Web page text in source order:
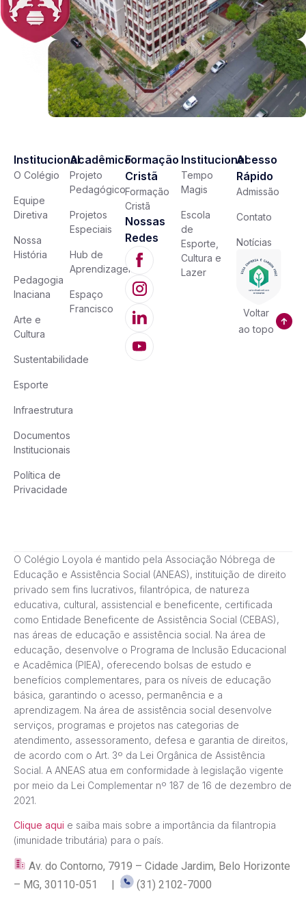
Institucional
O Colégio
Equipe
Diretiva
Nossa
História
Pedagogia
Inaciana
Arte e
Cultura
Sustentabilidade
Esporte
Infraestrutura
Documentos
Institucionais
Política de
Privacidade
Acadêmico
Projeto
Pedagógico
Projetos
Especiais
Hub de
Aprendizagem
Espaço
Francisco
Formação
Cristã
Formação
Cristã
Nossas
Redes
Institucional
Tempo
Magis
Escola
de
Esporte,
Cultura e
Lazer
Acesso
Rápido
Admissão
Contato
Notícias
Voltar
ao topo
O Colégio Loyola é mantido pela Associação Nóbrega de
Educação e Assistência Social (ANEAS), instituição de direito
privado sem fins lucrativos, filantrópica, de natureza
educativa, cultural, assistencial e beneficente, certificada
como Entidade Beneficente de Assistência Social (CEBAS),
nas áreas de educação e assistência social. Na área de
educação, desenvolve o Programa de Inclusão Educacional
e Acadêmica (PIEA), oferecendo bolsas de estudo e
benefícios complementares, para os níveis de educação
básica, garantindo o acesso, permanência e a
aprendizagem. Na área de assistência social desenvolve
serviços, programas e projetos nas categorias de
atendimento, assessoramento, defesa e garantia de direitos,
de acordo com o Art. 3º da Lei Orgânica de Assistência
Social. A ANEAS atua em conformidade à legislação vigente
por meio da Lei Complementar nº 187 de 16 de dezembro de
2021.
Clique aqui e saiba mais sobre a importância da filantropia
(imunidade tributária) para o país.
Av. do Contorno, 7919 – Cidade Jardim, Belo Horizonte
– MG, 30110-051 |
(31) 2102-7000